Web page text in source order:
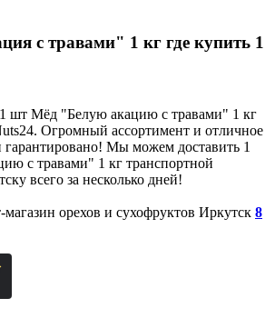
с травами" 1 кг где купить 1
шт Мёд "Белую акацию с травами" 1 кг
Огромный ассортимент и отличное
гарантировано! Мы можем доставить 1
с травами" 1 кг транспортной
всего за несколько дней!
Иркутск 8